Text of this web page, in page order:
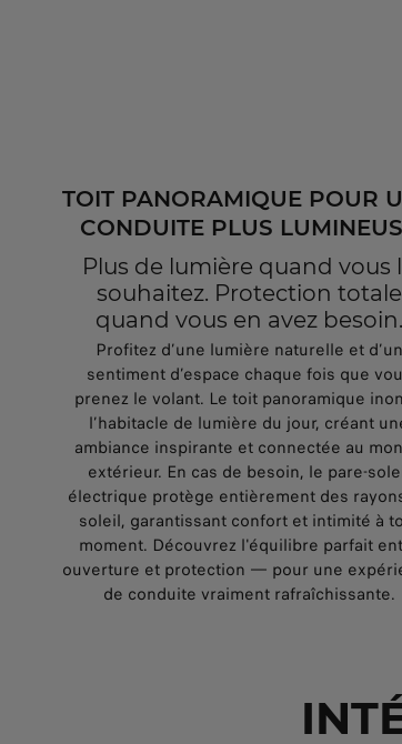
TOIT PANORAMIQUE POUR
CONDUITE PLUS
Plus de lumière quand vous
souhaitez. Protection totale
quand vous en avez besoin.
Profitez d’une lumière naturelle et d’un
sentiment d’espace chaque fois que
prenez le volant. Le toit panoramique
l’habitacle de lumière du jour, créant
ambiance inspirante et connectée au
extérieur. En cas de besoin, le pare-
électrique protège entièrement des
soleil, garantissant confort et intimité à
moment. Découvrez l'équilibre parfait
ouverture et protection — pour une
de conduite vraiment rafraîchissante.